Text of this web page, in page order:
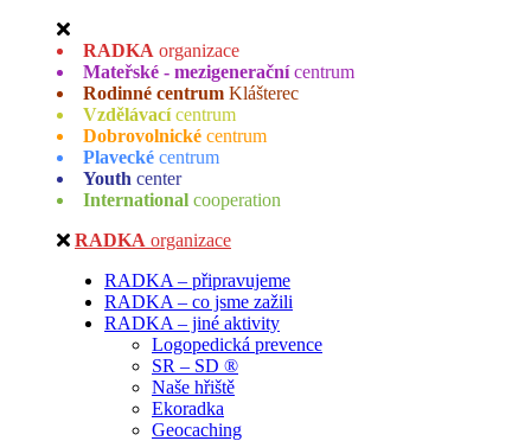
RADKA organizace
Mateřské - mezigenerační centrum
Rodinné centrum Klášterec
Vzdělávací centrum
Dobrovolnické centrum
Plavecké centrum
Youth center
International cooperation
RADKA organizace
RADKA – připravujeme
RADKA – co jsme zažili
RADKA – jiné aktivity
Logopedická prevence
SR – SD ®
Naše hřiště
Ekoradka
Geocaching